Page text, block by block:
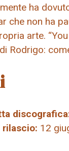
ha
che non ha
arte.
Rodrigo:
rilascio: 12